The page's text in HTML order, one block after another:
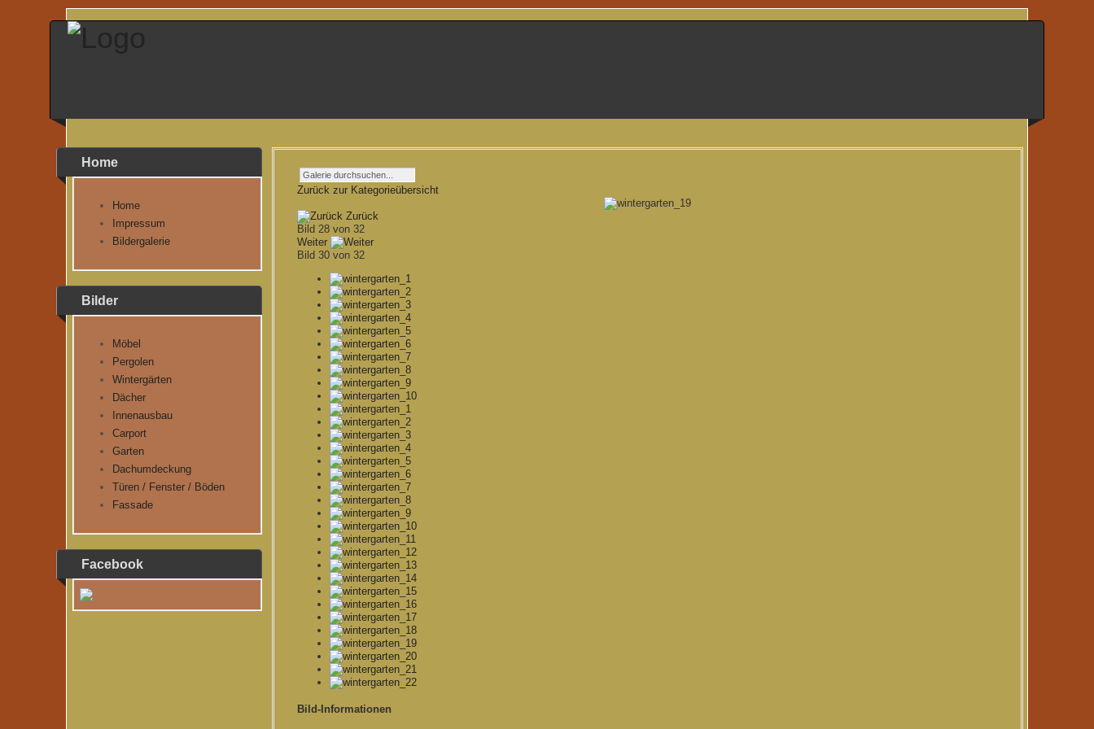
Home
Home
Impressum
Bildergalerie
Bilder
Möbel
Pergolen
Wintergärten
Dächer
Innenausbau
Carport
Garten
Dachumdeckung
Türen / Fenster / Böden
Fassade
Facebook
Zurück zur Kategorieübersicht
Zurück
Bild 28 von 32
Weiter
Bild 30 von 32
Bild-Informationen